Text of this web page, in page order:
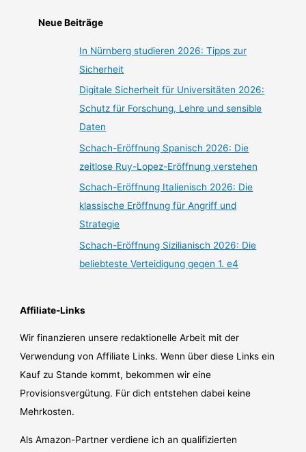
Neue Beiträge
In Nürnberg studieren 2026: Tipps zur
Sicherheit
Digitale Sicherheit für Universitäten 2026:
Schutz für Forschung, Lehre und sensible
Daten
Schach-Eröffnung Spanisch 2026: Die
zeitlose Ruy-Lopez-Eröffnung verstehen
Schach-Eröffnung Italienisch 2026: Die
klassische Eröffnung für Angriff und
Strategie
Schach-Eröffnung Sizilianisch 2026: Die
beliebteste Verteidigung gegen 1. e4
Affiliate-Links
Wir finanzieren unsere redaktionelle Arbeit mit der
Verwendung von Affiliate Links. Wenn über diese Links ein
Kauf zu Stande kommt, bekommen wir eine
Provisionsvergütung. Für dich entstehen dabei keine
Mehrkosten.
Als Amazon-Partner verdiene ich an qualifizierten